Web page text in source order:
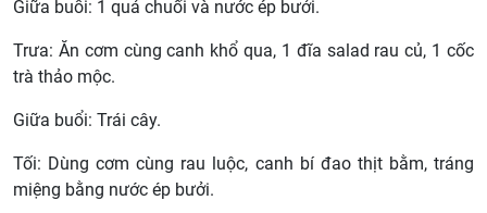
Giữa buổi: 1 quả chuối và nước ép bưởi.
Trưa: Ăn cơm cùng canh khổ qua, 1 đĩa salad rau củ, 1 cốc
trà thảo mộc.
Giữa buổi: Trái cây.
Tối: Dùng cơm cùng rau luộc, canh bí đao thịt bằm, tráng
miệng bằng nước ép bưởi.